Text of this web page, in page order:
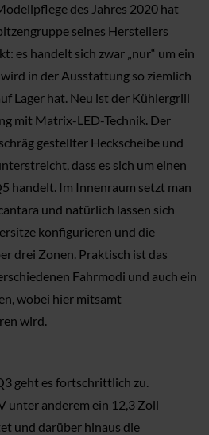
des Jahres 2020 hat
seines Herstellers
es handelt sich zwar „nur“ um ein
in der Ausstattung so ziemlich
Lager hat. Neu ist der Kühlergrill
mit Matrix-LED-Technik. Der
gestellter Heckscheibe und
dass es sich um einen
handelt. Im Innenraum setzt man
und natürlich lassen sich
konfigurieren und die
drei Zonen. Praktisch ist das
Fahrmodi und auch ein
wobei hier mitsamt
wird.
geht es fortschrittlich zu.
unter anderem ein 12,3 Zoll
und darüber hinaus die